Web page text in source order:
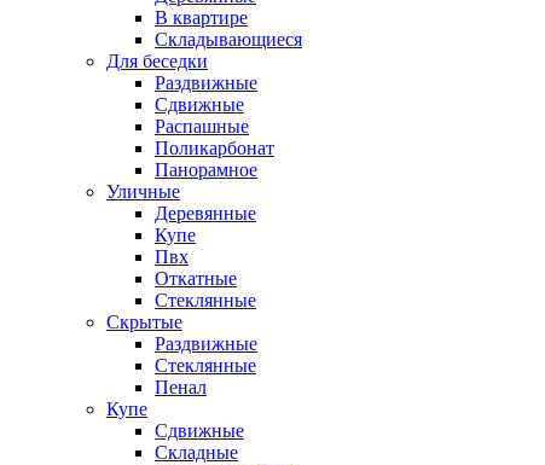
В квартире
Складывающиеся
Для беседки
Раздвижные
Сдвижные
Распашные
Поликарбонат
Панорамное
Уличные
Деревянные
Купе
Пвх
Откатные
Стеклянные
Скрытые
Раздвижные
Стеклянные
Пенал
Купе
Сдвижные
Складные